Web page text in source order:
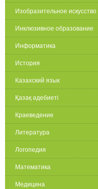
Изобразительное искусство
Инклюзивное образование
Информатика
История
Казахский язык
Қазақ әдебиеті
Краеведение
Литература
Логопедия
Математика
Медицина